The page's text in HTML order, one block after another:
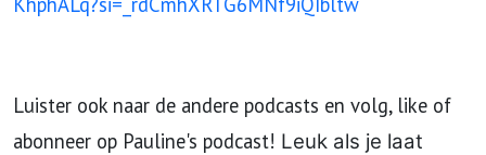
Luister ook naar de andere podcasts en volg, like of
abonneer op Pauline's podcast! Leuk als je laat